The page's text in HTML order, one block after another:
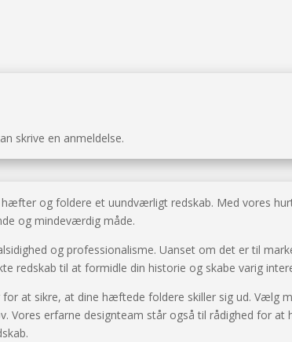
skrive en anmeldelse.
og foldere et uundværligt redskab. Med vores
og mindeværdig måde.
og professionalisme. Uanset om det er til
redskab til at formidle din historie og skabe varig
at sikre, at dine hæftede foldere skiller sig ud. Vælg
Vores erfarne designteam står også til rådighed for